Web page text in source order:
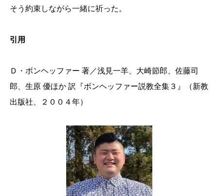
そう約束しながら一緒に祈った。
引用
Ｄ・ボンヘッファー 著／浅見一羊、大崎節郎、佐藤司
郎、生原 優ほか 訳『ボンヘッファー説教全集３』（新教
出版社、２００４年）